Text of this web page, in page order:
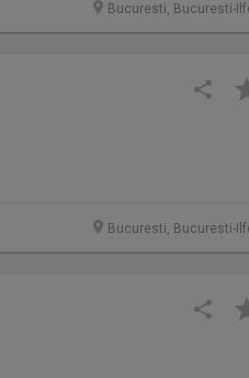
Bucuresti, Bucuresti-
Bucuresti, Bucuresti-